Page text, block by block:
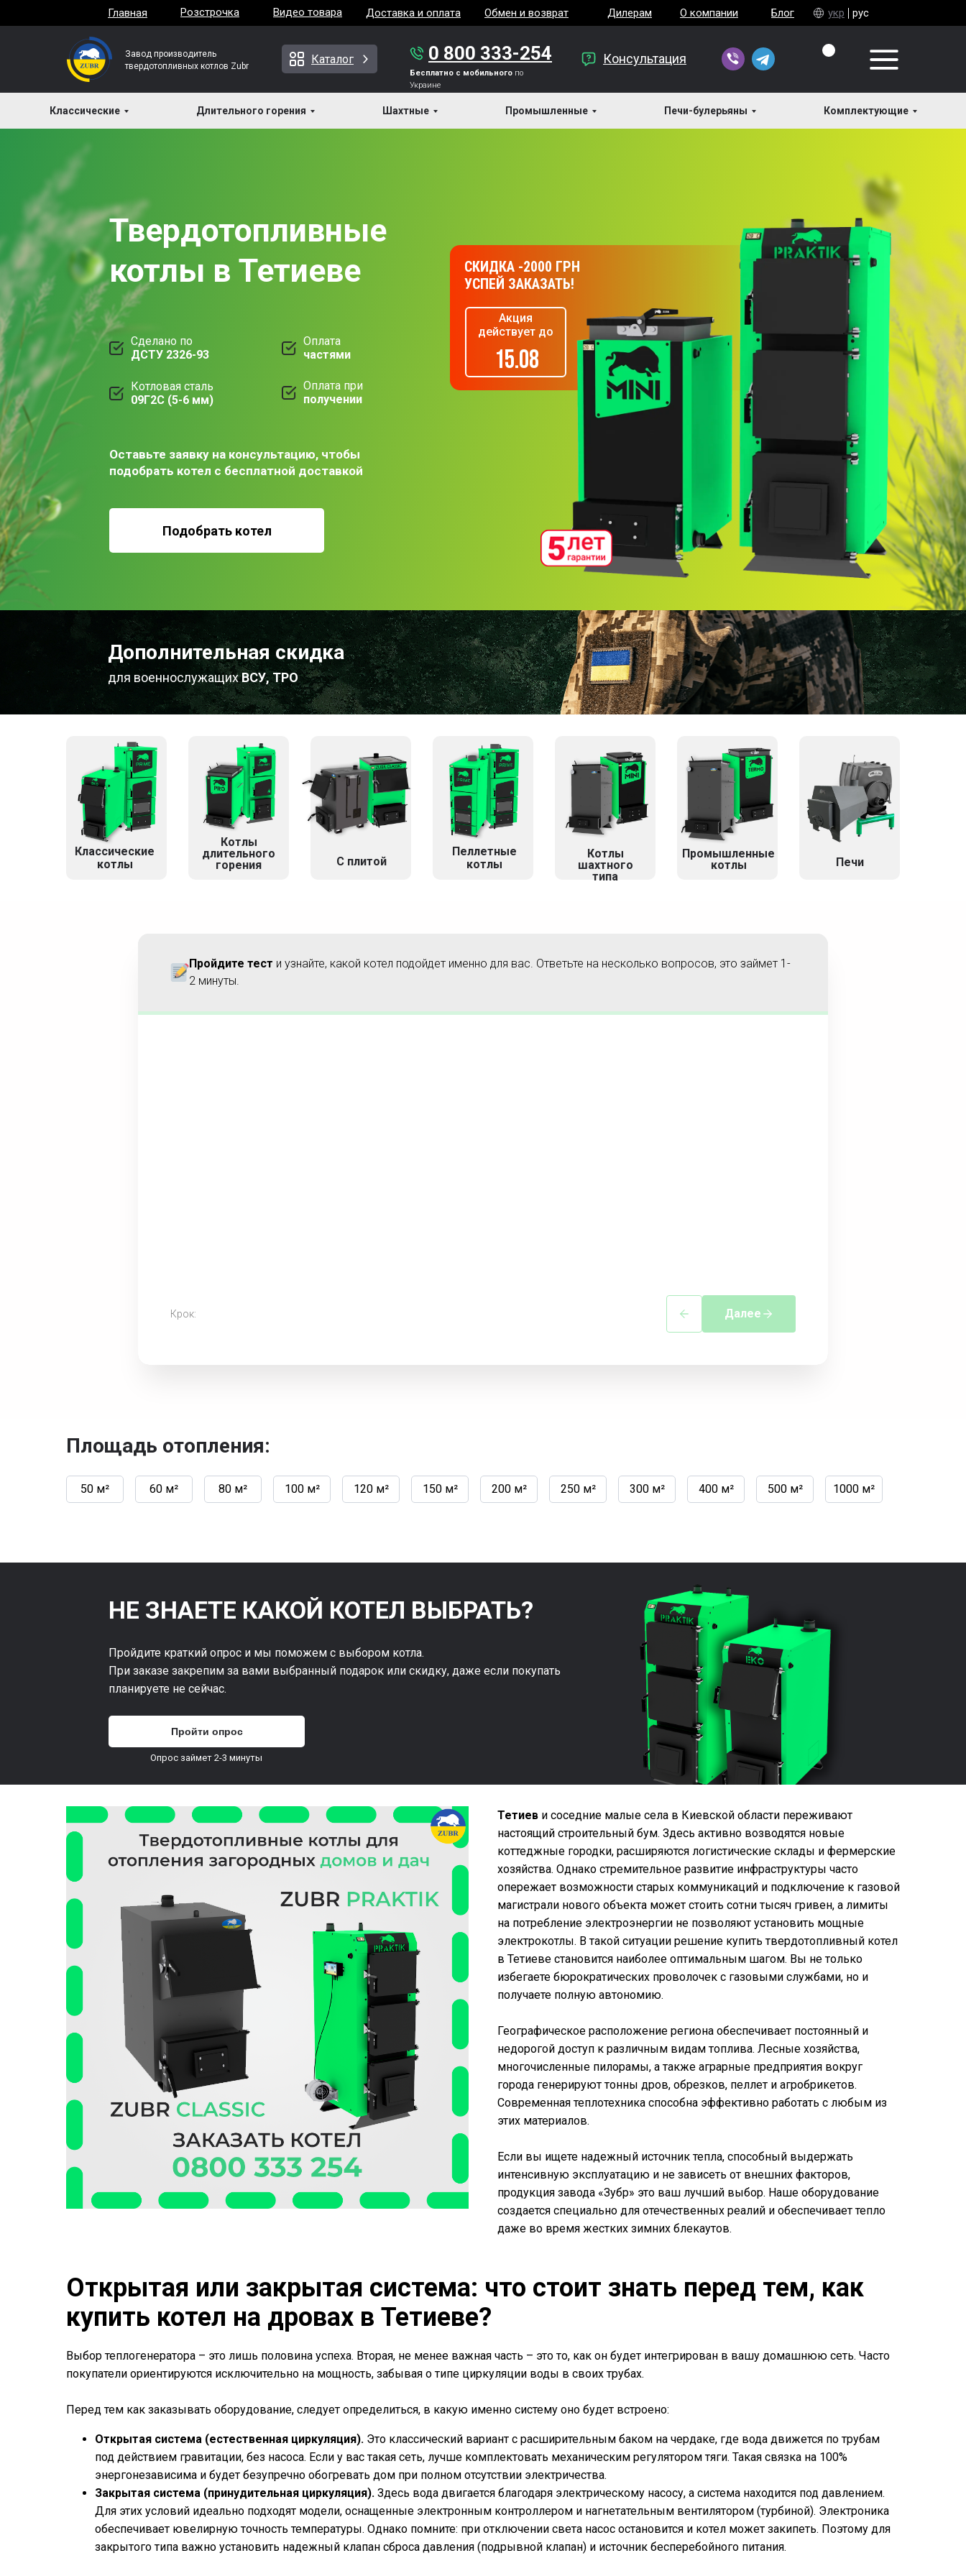
Розстрочка Видео товара Доставка и оплата Обмен и возврат Дилерам О компании укр рус
Главная Блог
Завод производитель
твердотопливных котлов Zubr
Каталог 0 800 333-254
Бесплатно с мобильного по
Украине
Консультация
Классические Длительного горения Шахтные Промышленные Печи-булерьяны Комплектующие
Твердотопливные
котлы в Тетиеве
Оставьте заявку на консультацию, чтобы
подобрать котел с бесплатной доставкой
Подобрать котел
Сделано по
ДСТУ 2326-93
Котловая сталь
09Г2С (5-6 мм)
Оплата при
получении
Оплата
частями
15.08
Акция
действует до
СКИДКА -2000 ГРН
УСПЕЙ ЗАКАЗАТЬ!
для военнослужащихВСУ, ТРО
Дополнительная скидка
Печи
Промышленные
котлы
Котлы
шахтного
типа
Пеллетные
котлы
C плитой
Котлы
длительного
горения
Классические
котлы
Пройдите тест и узнайте, какой котел подойдет именно для вас. Ответьте на несколько вопросов, это займет 1-
2 минуты.
Крок: Далее
1000 м²
500 м²
400 м²
300 м²
50 м² 60 м² 80 м² 100 м² 120 м² 150 м² 200 м² 250 м²
Площадь отопления:
НЕ ЗНАЕТЕ КАКОЙ КОТЕЛ ВЫБРАТЬ?
Пройдите краткий опрос и мы поможем с выбором котла.
При заказе закрепим за вами выбранный подарок или скидку, даже если покупать
планируете не сейчас.
Пройти опрос
Опрос займет 2-3 минуты
Тетиев и соседние малые села в Киевской области переживают
настоящий строительный бум. Здесь активно возводятся новые
коттеджные городки, расширяются логистические склады и фермерские
хозяйства. Однако стремительное развитие инфраструктуры часто
опережает возможности старых коммуникаций и подключение к газовой
магистрали нового объекта может стоить сотни тысяч гривен, а лимиты
на потребление электроэнергии не позволяют установить мощные
электрокотлы. В такой ситуации решение купить твердотопливный котел
в Тетиеве становится наиболее оптимальным шагом. Вы не только
избегаете бюрократических проволочек с газовыми службами, но и
получаете полную автономию.
Географическое расположение региона обеспечивает постоянный и
недорогой доступ к различным видам топлива. Лесные хозяйства,
многочисленные пилорамы, а также аграрные предприятия вокруг
города генерируют тонны дров, обрезков, пеллет и агробрикетов.
Современная теплотехника способна эффективно работать с любым из
этих материалов.
Если вы ищете надежный источник тепла, способный выдержать
интенсивную эксплуатацию и не зависеть от внешних факторов,
продукция завода «Зубр» это ваш лучший выбор. Наше оборудование
создается специально для отечественных реалий и обеспечивает тепло
даже во время жестких зимних блекаутов.
Открытая или закрытая система: что стоит знать перед тем, как
купить котел на дровах в Тетиеве?
Выбор теплогенератора – это лишь половина успеха. Вторая, не менее важная часть – это то, как он будет интегрирован в вашу домашнюю сеть. Часто
покупатели ориентируются исключительно на мощность, забывая о типе циркуляции воды в своих трубах.
Перед тем как заказывать оборудование, следует определиться, в какую именно систему оно будет встроено:
Открытая система (естественная циркуляция). Это классический вариант с расширительным баком на чердаке, где вода движется по трубам
под действием гравитации, без насоса. Если у вас такая сеть, лучше комплектовать механическим регулятором тяги. Такая связка на 100%
энергонезависима и будет безупречно обогревать дом при полном отсутствии электричества.
Закрытая система (принудительная циркуляция). Здесь вода двигается благодаря электрическому насосу, а система находится под давлением.
Для этих условий идеально подходят модели, оснащенные электронным контроллером и нагнетательным вентилятором (турбиной). Электроника
обеспечивает ювелирную точность температуры. Однако помните: при отключении света насос остановится и котел может закипеть. Поэтому для
закрытого типа важно установить надежный клапан сброса давления (подрывной клапан) и источник бесперебойного питания.